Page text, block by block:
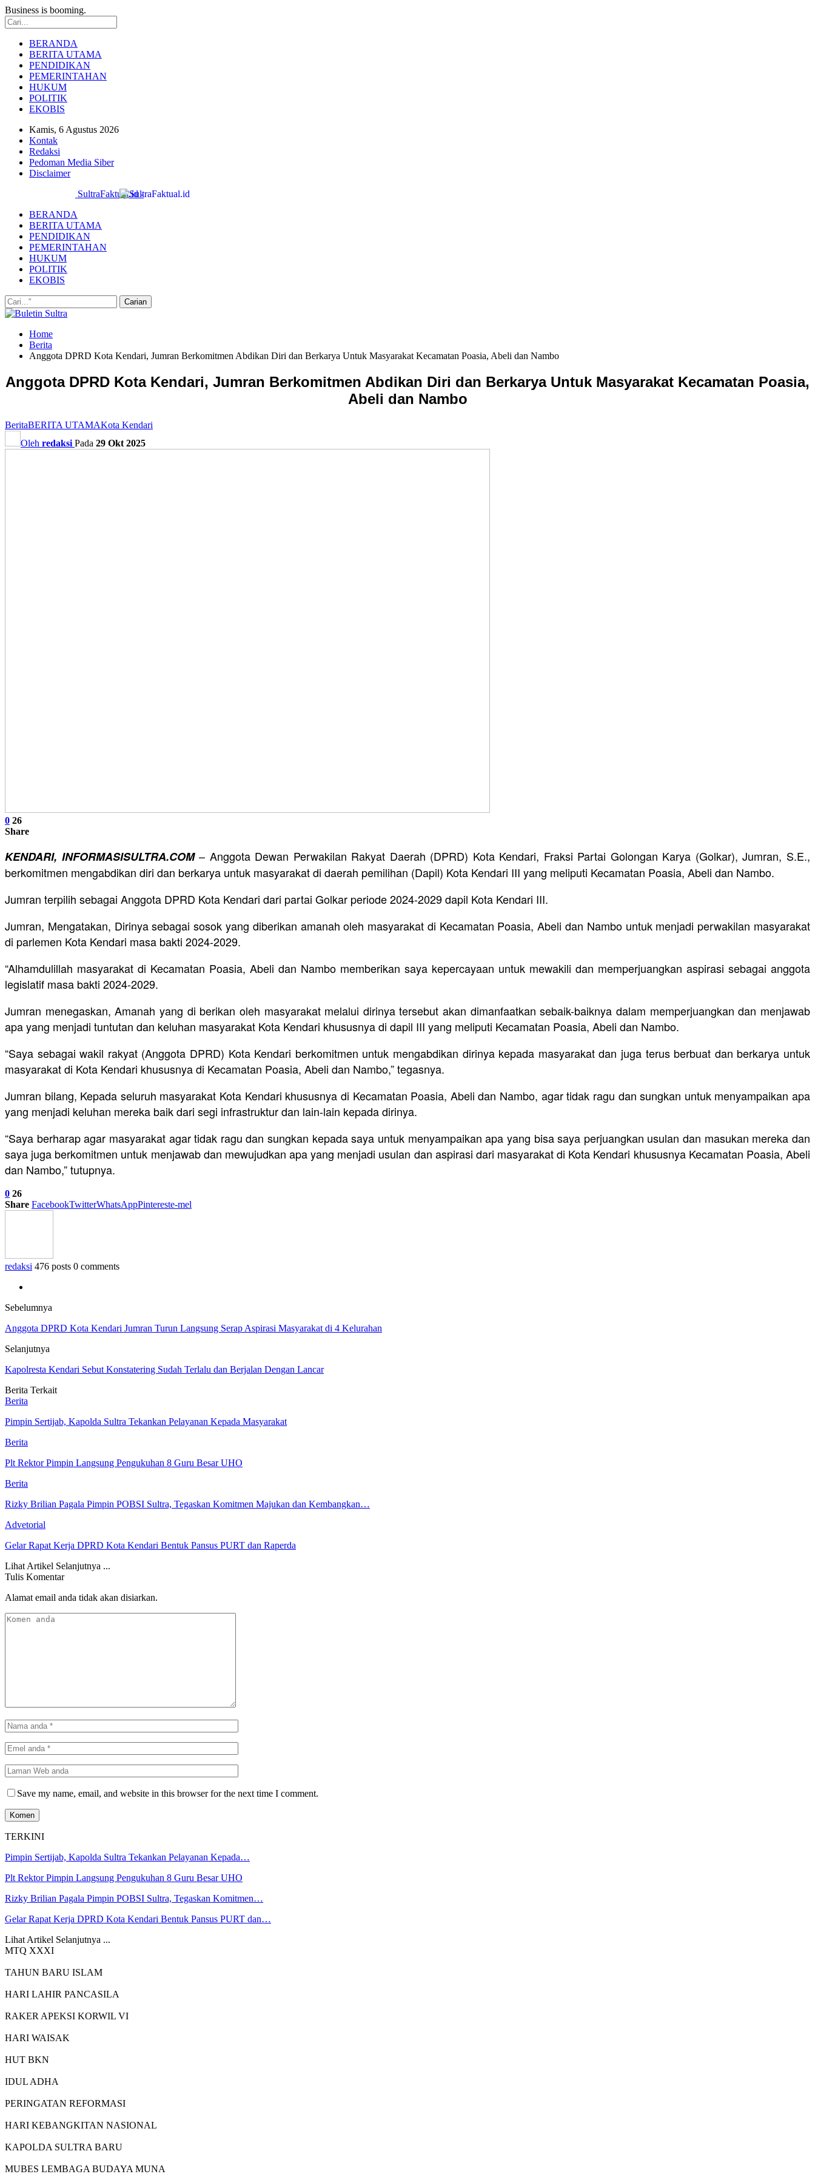
Business is booming.
BERANDA
BERITA UTAMA
PENDIDIKAN
PEMERINTAHAN
HUKUM
POLITIK
EKOBIS
Kamis, 6 Agustus 2026
Kontak
Redaksi
Pedoman Media Siber
Disclaimer
SultraFaktual.id -
BERANDA
BERITA UTAMA
PENDIDIKAN
PEMERINTAHAN
HUKUM
POLITIK
EKOBIS
Home
Berita
Anggota DPRD Kota Kendari, Jumran Berkomitmen Abdikan Diri dan Berkarya Untuk Masyarakat Kecamatan Poasia, Abeli dan Nambo
Anggota DPRD Kota Kendari, Jumran Berkomitmen Abdikan Diri dan Berkarya Untuk Masyarakat Kecamatan Poasia,
Abeli dan Nambo
BeritaBERITA UTAMAKota Kendari
Oleh redaksi Pada 29 Okt 2025
0 26
Share
KENDARI, INFORMASISULTRA.COM– Anggota Dewan Perwakilan Rakyat Daerah (DPRD) Kota Kendari, Fraksi Partai Golongan Karya (Golkar), Jumran, S.E.,
berkomitmen mengabdikan diri dan berkarya untuk masyarakat di daerah pemilihan (Dapil) Kota Kendari III yang meliputi Kecamatan Poasia, Abeli dan Nambo.
Jumran terpilih sebagai Anggota DPRD Kota Kendari dari partai Golkar periode 2024-2029 dapil Kota Kendari III.
Jumran, Mengatakan, Dirinya sebagai sosok yang diberikan amanah oleh masyarakat di Kecamatan Poasia, Abeli dan Nambo untuk menjadi perwakilan masyarakat
di parlemen Kota Kendari masa bakti 2024-2029.
“Alhamdulillah masyarakat di Kecamatan Poasia, Abeli dan Nambo memberikan saya kepercayaan untuk mewakili dan memperjuangkan aspirasi sebagai anggota
legislatif masa bakti 2024-2029.
Jumran menegaskan, Amanah yang di berikan oleh masyarakat melalui dirinya tersebut akan dimanfaatkan sebaik-baiknya dalam memperjuangkan dan menjawab
apa yang menjadi tuntutan dan keluhan masyarakat Kota Kendari khususnya di dapil III yang meliputi Kecamatan Poasia, Abeli dan Nambo.
“Saya sebagai wakil rakyat (Anggota DPRD) Kota Kendari berkomitmen untuk mengabdikan dirinya kepada masyarakat dan juga terus berbuat dan berkarya untuk
masyarakat di Kota Kendari khususnya di Kecamatan Poasia, Abeli dan Nambo,” tegasnya.
Jumran bilang, Kepada seluruh masyarakat Kota Kendari khususnya di Kecamatan Poasia, Abeli dan Nambo, agar tidak ragu dan sungkan untuk menyampaikan apa
yang menjadi keluhan mereka baik dari segi infrastruktur dan lain-lain kepada dirinya.
“Saya berharap agar masyarakat agar tidak ragu dan sungkan kepada saya untuk menyampaikan apa yang bisa saya perjuangkan usulan dan masukan mereka dan
saya juga berkomitmen untuk menjawab dan mewujudkan apa yang menjadi usulan dan aspirasi dari masyarakat di Kota Kendari khususnya Kecamatan Poasia, Abeli
dan Nambo,” tutupnya.
0 26
Share FacebookTwitterWhatsAppPintereste-mel
redaksi 476 posts 0 comments
Sebelumnya
Anggota DPRD Kota Kendari Jumran Turun Langsung Serap Aspirasi Masyarakat di 4 Kelurahan
Selanjutnya
Kapolresta Kendari Sebut Konstatering Sudah Terlalu dan Berjalan Dengan Lancar
Berita Terkait
Berita
Pimpin Sertijab, Kapolda Sultra Tekankan Pelayanan Kepada Masyarakat
Berita
Plt Rektor Pimpin Langsung Pengukuhan 8 Guru Besar UHO
Berita
Rizky Brilian Pagala Pimpin POBSI Sultra, Tegaskan Komitmen Majukan dan Kembangkan…
Advetorial
Gelar Rapat Kerja DPRD Kota Kendari Bentuk Pansus PURT dan Raperda
Lihat Artikel Selanjutnya ...
Tulis Komentar
Alamat email anda tidak akan disiarkan.
Save my name, email, and website in this browser for the next time I comment.
TERKINI
Pimpin Sertijab, Kapolda Sultra Tekankan Pelayanan Kepada…
Plt Rektor Pimpin Langsung Pengukuhan 8 Guru Besar UHO
Rizky Brilian Pagala Pimpin POBSI Sultra, Tegaskan Komitmen…
Gelar Rapat Kerja DPRD Kota Kendari Bentuk Pansus PURT dan…
Lihat Artikel Selanjutnya ...
MTQ XXXI
TAHUN BARU ISLAM
HARI LAHIR PANCASILA
RAKER APEKSI KORWIL VI
HARI WAISAK
HUT BKN
IDUL ADHA
PERINGATAN REFORMASI
HARI KEBANGKITAN NASIONAL
KAPOLDA SULTRA BARU
MUBES LEMBAGA BUDAYA MUNA